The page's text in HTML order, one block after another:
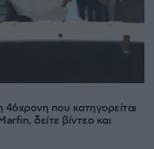
46χρονη που κατηγορείται
δείτε βίντεο και